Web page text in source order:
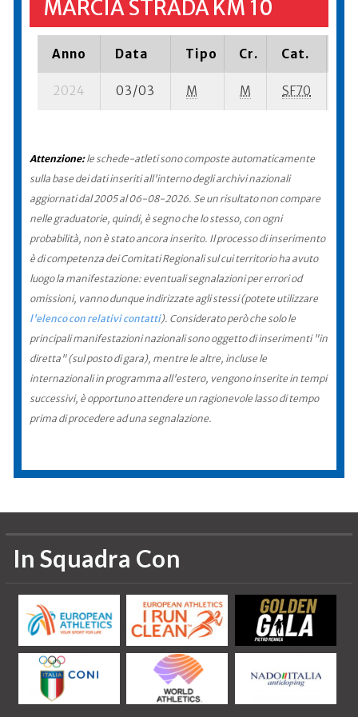
MARCIA STRADA KM 10
Anno Data Tipo Cr. Cat.
2024 03/03 M M SF70
Attenzione:le schede-atleti sono composte automaticamente
sulla base dei dati inseriti all'interno degli archivi nazionali
aggiornati dal 2005 al 06-08-2026. Se un risultato non compare
nelle graduatorie, quindi, è segno che lo stesso, con ogni
probabilità, non è stato ancora inserito. Il processo di inserimento
è di competenza dei Comitati Regionali sul cui territorio ha avuto
luogo la manifestazione: eventuali segnalazioni per errori od
omissioni, vanno dunque indirizzate agli stessi (potete utilizzare
l'elenco con relativi contatti). Considerato però che solo le
principali manifestazioni nazionali sono oggetto di inserimenti "in
diretta" (sul posto di gara), mentre le altre, incluse le
internazionali in programma all'estero, vengono inserite in tempi
successivi, è opportuno attendere un ragionevole lasso di tempo
prima di procedere ad una segnalazione.
In Squadra Con